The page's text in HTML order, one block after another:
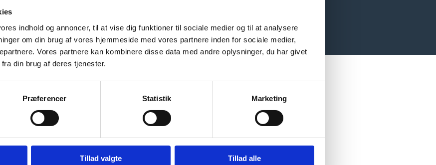
indhold og annoncer, til at vise dig funktioner til sociale medier og til at analysere
om din brug af vores hjemmeside med vores partnere inden for sociale medier,
Vores partnere kan kombinere disse data med andre oplysninger, du har givet
din brug af deres tjenester.
Præferencer Statistik Marketing
Tillad valgte Tillad alle